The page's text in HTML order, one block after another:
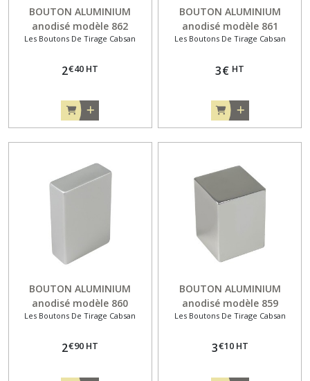
BOUTON ALUMINIUM
anodisé modèle 862
Les Boutons De Tirage Cabsan
2€40 HT
BOUTON ALUMINIUM
anodisé modèle 861
Les Boutons De Tirage Cabsan
3€ HT
BOUTON ALUMINIUM
anodisé modèle 860
Les Boutons De Tirage Cabsan
2€90 HT
BOUTON ALUMINIUM
anodisé modèle 859
Les Boutons De Tirage Cabsan
3€10 HT